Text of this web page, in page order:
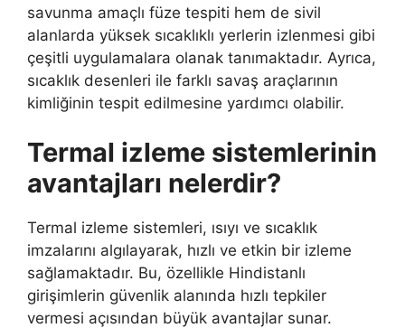
savunma amaçlı füze tespiti hem de sivil
alanlarda yüksek sıcaklıklı yerlerin izlenmesi gibi
çeşitli uygulamalara olanak tanımaktadır. Ayrıca,
sıcaklık desenleri ile farklı savaş araçlarının
kimliğinin tespit edilmesine yardımcı olabilir.
Termal izleme sistemlerinin
avantajları nelerdir?
Termal izleme sistemleri, ısıyı ve sıcaklık
imzalarını algılayarak, hızlı ve etkin bir izleme
sağlamaktadır. Bu, özellikle Hindistanlı
girişimlerin güvenlik alanında hızlı tepkiler
vermesi açısından büyük avantajlar sunar.